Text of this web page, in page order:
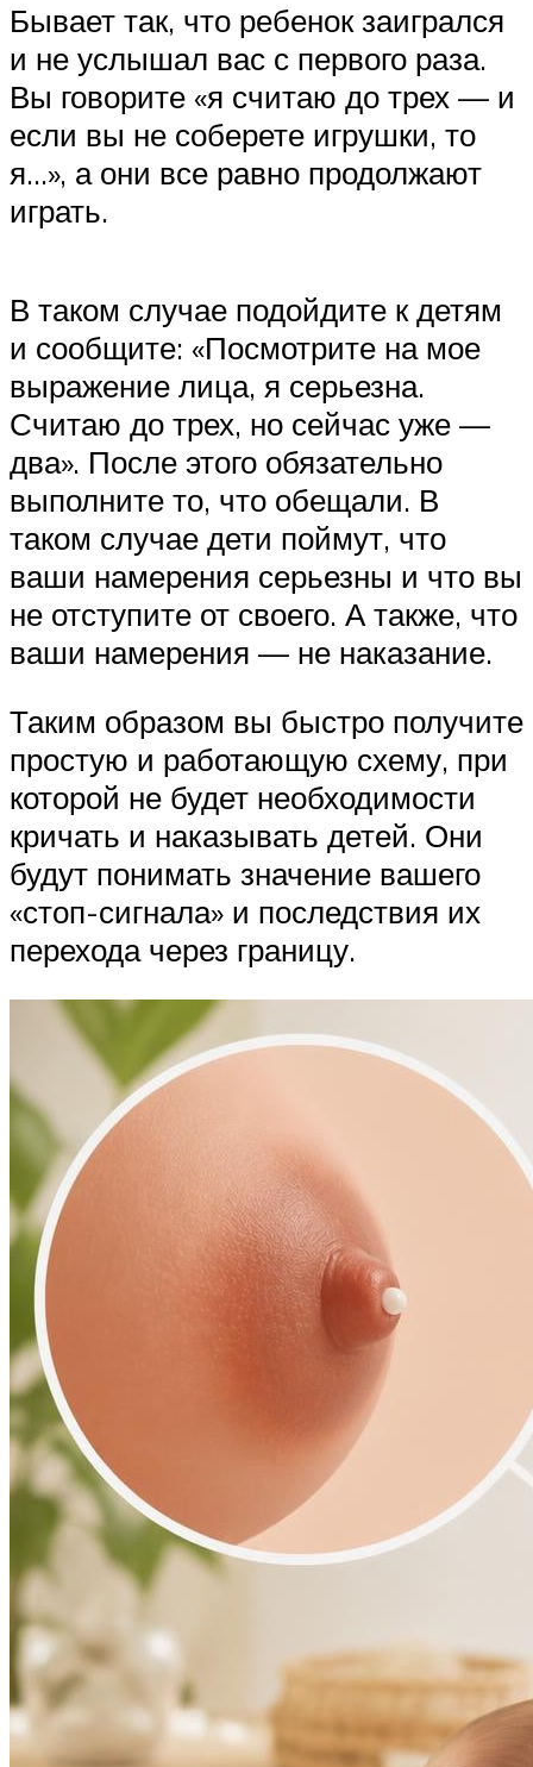
Бывает так, что ребенок заигрался
и не услышал вас с первого раза.
Вы говорите «я считаю до трех — и
если вы не соберете игрушки, то
я…», а они все равно продолжают
играть.
В таком случае подойдите к детям
и сообщите: «Посмотрите на мое
выражение лица, я серьезна.
Считаю до трех, но сейчас уже —
два». После этого обязательно
выполните то, что обещали. В
таком случае дети поймут, что
ваши намерения серьезны и что вы
не отступите от своего. А также, что
ваши намерения — не наказание.
Таким образом вы быстро получите
простую и работающую схему, при
которой не будет необходимости
кричать и наказывать детей. Они
будут понимать значение вашего
«стоп-сигнала» и последствия их
перехода через границу.